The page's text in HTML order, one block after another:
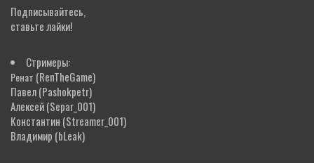
Подписывайтесь,
ставьте лайки!
Стримеры:
Ренат (RenTheGame)
Павел(Pashokpetr)
Алексей(Separ_001)
Константин (Streamer_001)
Владимир (bLeak)